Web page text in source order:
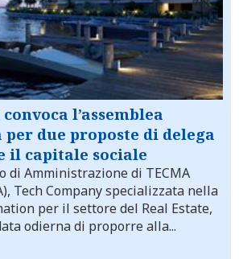
l’assemblea
due proposte di delega
il capitale sociale
di Amministrazione di TECMA
Tech Company specializzata nella
per il settore del Real Estate,
odierna di proporre alla...